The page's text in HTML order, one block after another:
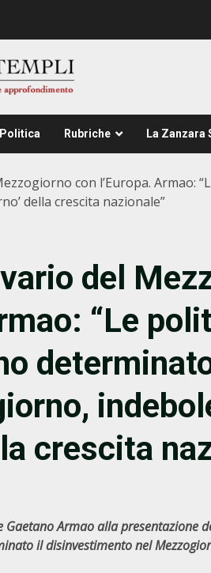
Politica Rubriche La Zanzara
con l’Europa.
della crescita nazionale”
del
“Le
crescita
Gaetano Armao alla presentazione
il disinvestimento nel